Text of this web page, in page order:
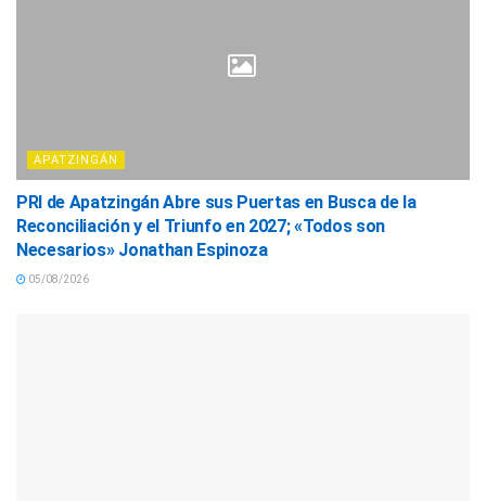
APATZINGÁN
PRI de Apatzingán Abre sus Puertas en Busca de la
Reconciliación y el Triunfo en 2027; «Todos son
Necesarios» Jonathan Espinoza
05/08/2026